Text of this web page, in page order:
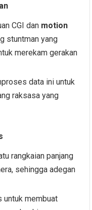
CGI dan motion
stuntman yang
merekam gerakan
data ini untuk
raksasa yang
rangkaian panjang
sehingga adegan
untuk membuat